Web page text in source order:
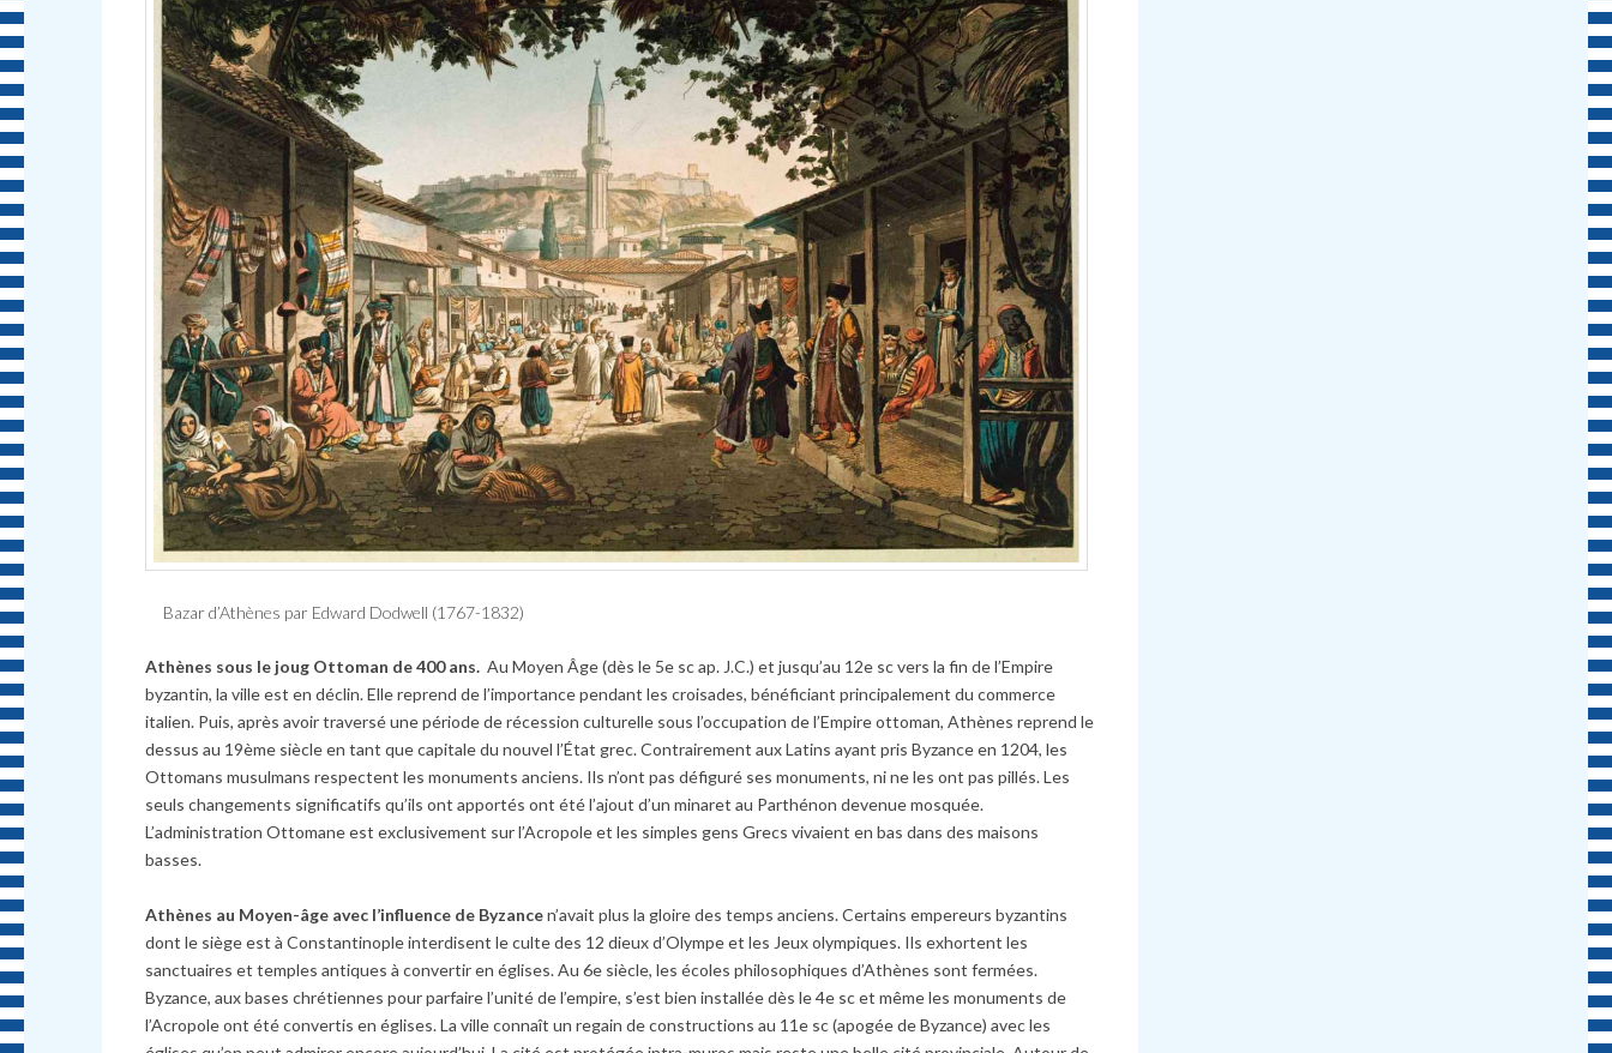
Bazar d’Athènes par Edward Dodwell (1767-1832)
Athènes sous le joug Ottoman de 400 ans. Au Moyen Âge (dès le 5e sc ap. J.C.) et jusqu’au 12e sc vers la fin de l’Empire
byzantin, la ville est en déclin. Elle reprend de l’importance pendant les croisades, bénéficiant principalement du commerce
italien. Puis, après avoir traversé une période de récession culturelle sous l’occupation de l’Empire ottoman, Athènes reprend le
dessus au 19ème siècle en tant que capitale du nouvel l’État grec. Contrairement aux Latins ayant pris Byzance en 1204, les
Ottomans musulmans respectent les monuments anciens. Ils n’ont pas défiguré ses monuments, ni ne les ont pas pillés. Les
seuls changements significatifs qu’ils ont apportés ont été l’ajout d’un minaret au Parthénon devenue mosquée.
L’administration Ottomane est exclusivement sur l’Acropole et les simples gens Grecs vivaient en bas dans des maisons
basses.
Athènes au Moyen-âge avec l’influence de Byzancen’avait plus la gloire des temps anciens. Certains empereurs byzantins
dont le siège est à Constantinople interdisent le culte des 12 dieux d’Olympe et les Jeux olympiques. Ils exhortent les
sanctuaires et temples antiques à convertir en églises. Au 6e siècle, les écoles philosophiques d’Athènes sont fermées.
Byzance, aux bases chrétiennes pour parfaire l’unité de l’empire, s’est bien installée dès le 4e sc et même les monuments de
l’Acropole ont été convertis en églises. La ville connaît un regain de constructions au 11e sc (apogée de Byzance) avec les